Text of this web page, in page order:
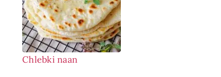
Chlebki naan